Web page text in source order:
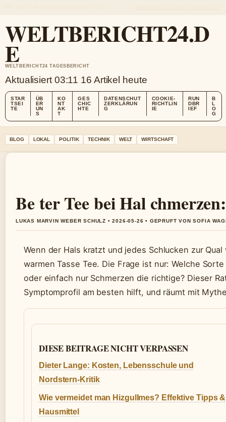
WELTBERICHT24.D
E
WELTBERICHT24 TAGESBERICHT
Aktualisiert 03:11 16 Artikel heute
STAR
TSEI
TE
ÜB
ER
UN
S
KO
NT
AK
T
GES
CHIC
HTE
DATENSCHUT
ZERKLÄRUN
G
COOKIE-
RICHTLIN
IE
RUN
DBR
IEF
B
L
O
G
BLOG LOKAL POLITIK TECHNIK WELT WIRTSCHAFT
Be ter Tee bei Hal
LUKAS MARVIN WEBER SCHULZ • 2026-05-26 • GEPRUFT VON SOFIA
Wenn der Hals kratzt und jedes Schlucken zur
warmen Tasse Tee. Die Frage ist nur: Welche
oder einfach nur Schmerzen die richtige? Dieser
Symptomprofil am besten hilft, und räumt mit
DIESE BEITRAGE NICHT VERPASSEN
Dieter Lange: Kosten, Lebensschule und
Nordstern-Kritik
Wie vermeidet man Hizgullmes? Effektive Tipps &
Hausmittel